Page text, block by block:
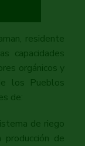
residente
capacidades
orgánicos y
los Pueblos
de:
de riego
de